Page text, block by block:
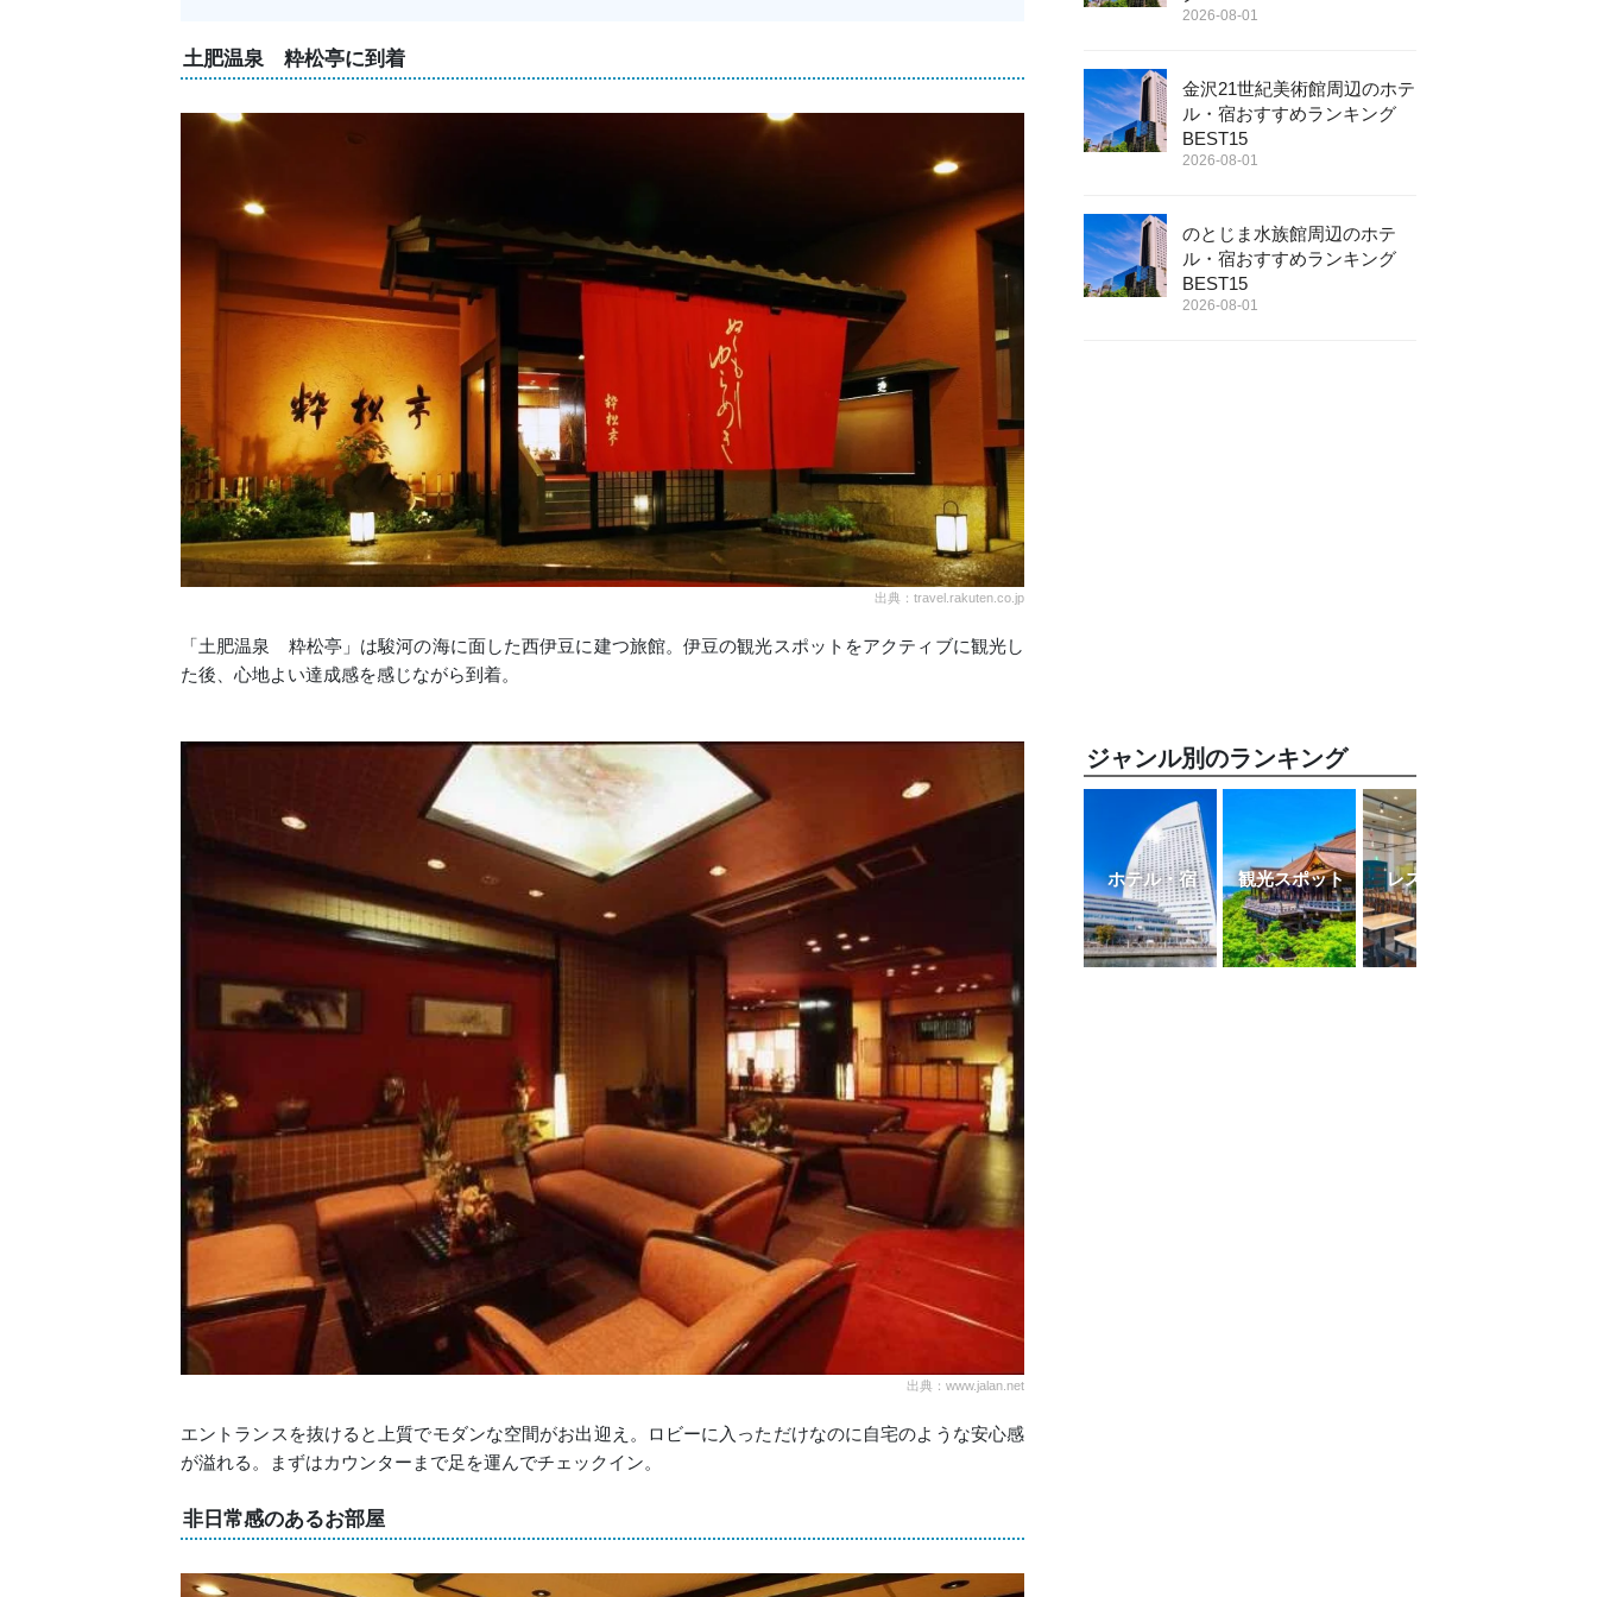
土肥温泉 粋松亭に到着
出典：travel.rakuten.co.jp
「土肥温泉 粋松亭」は駿河の海に面した西伊豆に建つ旅館。伊豆の観光スポットをアクティブに観光し
た後、心地よい達成感を感じながら到着。
出典：www.jalan.net
エントランスを抜けると上質でモダンな空間がお出迎え。ロビーに入っただけなのに自宅のような安心感
が溢れる。まずはカウンターまで足を運んでチェックイン。
非日常感のあるお部屋
2026-08-01
金沢21世紀美術館周辺のホテ
ル・宿おすすめランキング
BEST15
2026-08-01
のとじま水族館周辺のホテ
ル・宿おすすめランキング
BEST15
2026-08-01
ジャンル別のランキング
ホテル・宿 観光スポット レストラン